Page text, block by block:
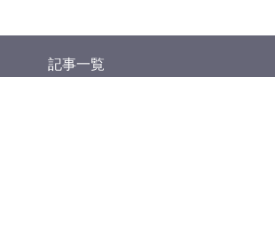
記事一覧